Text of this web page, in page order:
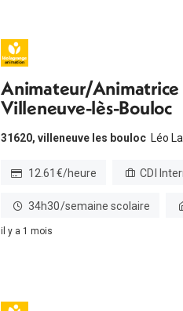
Animateur/Animatrice
Villeneuve-lès-Bouloc
31620, villeneuve les bouloc Léo
12.61€/heure CDI
34h30/semaine scolaire
il y a 1 mois